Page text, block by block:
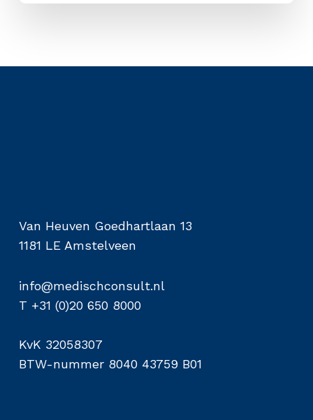
Van Heuven Goedhartlaan 13
1181 LE Amstelveen
info@medischconsult.nl
T +31 (0)20 650 8000
KvK 32058307
BTW-nummer 8040 43759 B01